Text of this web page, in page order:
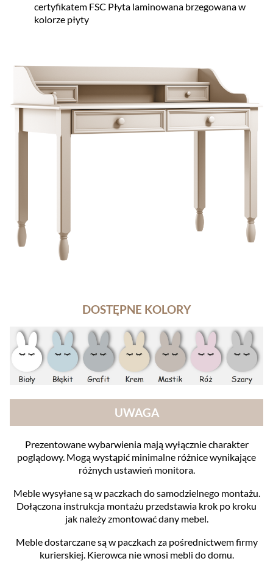
certyfikatem FSC Płyta laminowana brzegowana w
kolorze płyty
DOSTĘPNE KOLORY
UWAGA
Prezentowane wybarwienia mają wyłącznie charakter
poglądowy. Mogą wystąpić minimalne różnice wynikające
różnych ustawień monitora.
Meble wysyłane są w paczkach do samodzielnego montażu.
Dołączona instrukcja montażu przedstawia krok po kroku
jak należy zmontować dany mebel.
Meble dostarczane są w paczkach za pośrednictwem firmy
kurierskiej. Kierowca nie wnosi mebli do domu.